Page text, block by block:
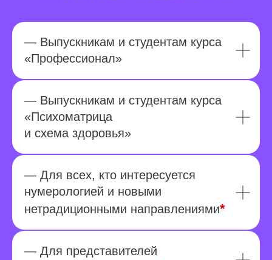
— Выпускникам и студентам курса
«Профессионал»
— Выпускникам и студентам курса
«Психоматрица
и схема здоровья»
— Для всех, кто интересуется
нумерологией и новыми
нетрадиционными направлениями*
— Для представителей